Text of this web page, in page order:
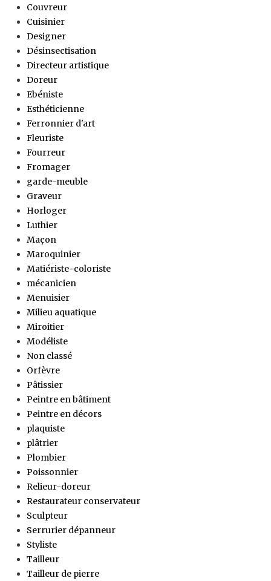
Couvreur
Cuisinier
Designer
Désinsectisation
Directeur artistique
Doreur
Ebéniste
Esthéticienne
Ferronnier d'art
Fleuriste
Fourreur
Fromager
garde-meuble
Graveur
Horloger
Luthier
Maçon
Maroquinier
Matiériste-coloriste
mécanicien
Menuisier
Milieu aquatique
Miroitier
Modéliste
Non classé
Orfèvre
Pâtissier
Peintre en bâtiment
Peintre en décors
plaquiste
plâtrier
Plombier
Poissonnier
Relieur-doreur
Restaurateur conservateur
Sculpteur
Serrurier dépanneur
Styliste
Tailleur
Tailleur de pierre